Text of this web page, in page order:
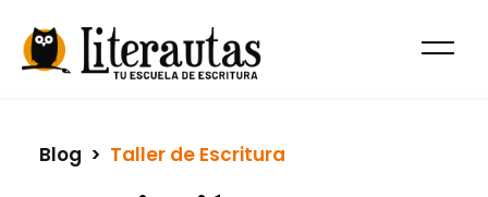
Blog
  >
Taller de Escritura